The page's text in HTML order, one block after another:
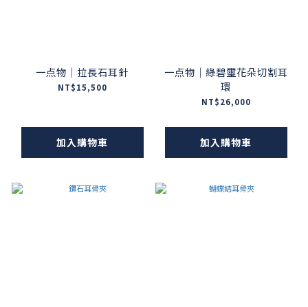
一点物｜拉長石耳針
NT$15,500
加入購物車
一点物｜綠碧璽花朵切割耳
環
NT$26,000
加入購物車